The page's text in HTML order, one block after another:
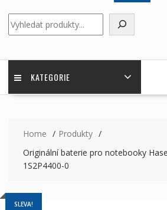
KATEGORIE
Home
Produkty
Originální baterie pro notebooky
1S2P4400-0
SLEVA!